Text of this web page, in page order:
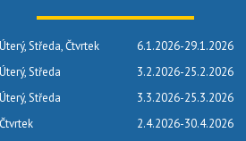
Úterý, Středa, Čtvrtek 6.1.2026-29.1.2026
Úterý, Středa 3.2.2026-25.2.2026
Úterý, Středa 3.3.2026-25.3.2026
Čtvrtek
2.4.2026-30.4.2026